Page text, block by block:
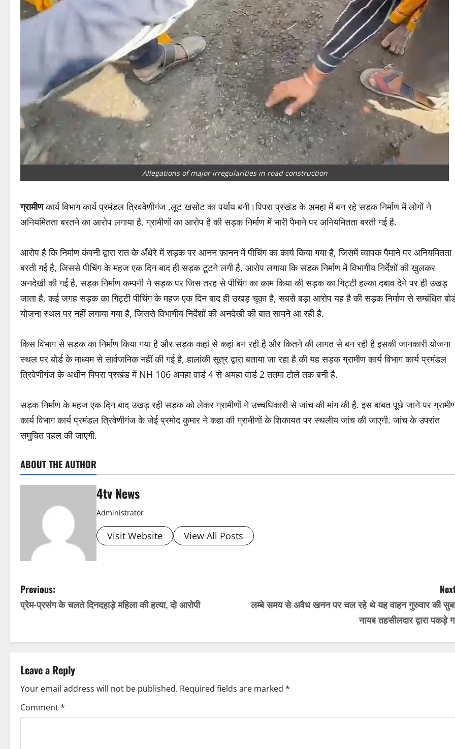
Allegations of major irregularities in road construction
ग्रामीणकार्य विभाग कार्य प्रमंडल त्रिववेणीगंज ,लूट खसोट का पर्याय बनी।पिपरा प्रखंड के अमहा में बन रहे सड़क निर्माण में लोगों ने
अनियमितता बरतने का आरोप लगाया है, ग्रामीणों का आरोप है की सड़क निर्माण में भारी पैमाने पर अनियमितता बरती गई है.
आरोप है कि निर्माण कंपनी द्वारा रात के अँधेरे में सड़क पर आनन फ़ानन में पीचिंग का कार्य किया गया है, जिसमें व्यापक पैमाने पर अनियमितता
बरती गई है, जिससे पीचिंग के महज एक दिन बाद ही सड़क टूटने लगी है, आरोप लगाया कि सड़क निर्माण में विभागीय निर्देशों की खुलकर
अनदेखी की गई है, सड़क निर्माण कम्पनी ने सड़क पर जिस तरह से पीचिंग का काम किया की सड़क का गिट्टी हल्का दबाव देने पर ही उखड़
जाता है, कई जगह सड़क का गिट्टी पीचिंग के महज एक दिन बाद ही उखड़ चूका है, सबसे बड़ा आरोप यह है की सड़क निर्माण से सम्बंधित
योजना स्थल पर नहीं लगाया गया है, जिससे विभागीय निर्देशों की अनदेखी की बात सामने आ रही है.
किस विभाग से सड़क का निर्माण किया गया है और सड़क कहां से कहां बन रही है और कितने की लागत से बन रही है इसकी जानकारी योजना
स्थल पर बोर्ड के माध्यम से सार्वजनिक नहीं की गई है, हालांकी सूत्र द्वारा बताया जा रहा है की यह सड़क ग्रामीण कार्य विभाग कार्य प्रमंडल
त्रिवेणीगंज के अधीन पिपरा प्रखंड में NH 106 अमहा वार्ड 4 से अमहा वार्ड 2 ततमा टोले तक बनी है.
सड़क निर्माण के महज एक दिन बाद उखड़ रही सड़क को लेकर ग्रामीणों ने उच्चधिकारी से जांच की मांग की है. इस बाबत पूछे जाने पर
कार्य विभाग कार्य प्रमंडल त्रिवेणीगंज के जेई प्रमोद कुमार ने कहा की ग्रामीणों के शिकायत पर स्थलीय जांच की जाएगी. जांच के उपरांत
समुचित पहल की जाएगी.
ABOUT THE AUTHOR
4tv News
Administrator
Visit Website View All Posts
P
o
n
a
v
Previous:
प्रेम-प्रसंग के चलते दिनदहाड़े महिला की हत्या, दो आरोपी
लम्बे समय से अवैध खनन पर चल रहे थे यह वाहन गुरुवार की
नायब तहसीलदार द्वारा पकड़े
Leave a Reply
Your email address will not be published. Required fields are marked *
Comment*